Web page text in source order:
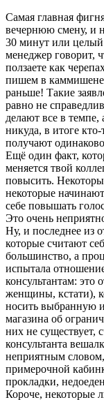
Самая главная
вечернюю смену, и
30 минут или целый
менеджер говорит,
ползаете как
пишем в каммишене
раньше! Такие
равно не
делают все в
никуда, в итоге кто-
получают
Ещё один факт,
меняется твой
повысить.
некоторые
себе повышать
Это очень
Ну, и последнее из
которые считают
большинство, а
испытала
консультантам: это
женщины, кстати),
носить выбранную
магазина об
них не существует,
консультанта
неприятным
примерочной
прокладки,
Короче, некоторые